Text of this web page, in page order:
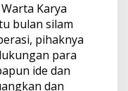
Karya
bulan silam
pihaknya
para
ide dan
dan